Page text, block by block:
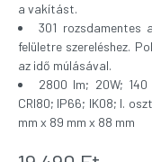
a vakítást.
301 rozsdamentes
felületre szereléshez.
az idő múlásával.
2800 lm; 20W; 140
CRI80; IP66; IK08; I.
mm x 89 mm x 88 mm